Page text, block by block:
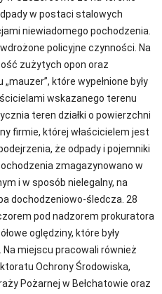
w postaci stalowych
niewiadomego pochodzenia.
policyjne czynności. Na
zużytych opon oraz
które wypełnione były
wskazanego terenu
teren działki o powierzchni
firmie, której właścicielem jest
że odpady i pojemniki
zmagazynowano w
i w sposób nielegalny, na
dochodzeniowo-śledcza. 28
pod nadzorem prokuratora
oględziny, które były
miejscu pracowali również
Ochrony Środowiska,
Pożarnej w Bełchatowie oraz